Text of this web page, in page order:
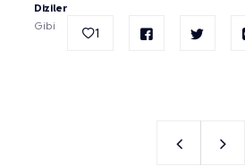
Diziler
Gibi
1